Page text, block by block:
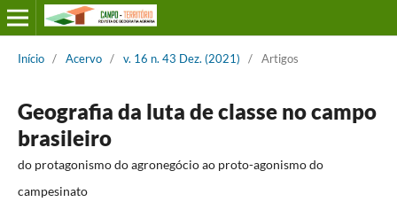
Início / Acervo / v. 16 n. 43 Dez. (2021) / Artigos
Geografia da luta de classe no campo
brasileiro
do protagonismo do agronegócio ao proto-agonismo do
campesinato